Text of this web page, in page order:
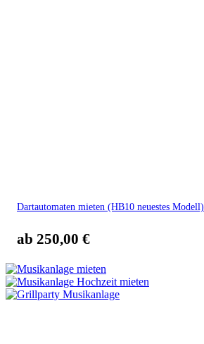
Dartautomaten mieten (HB10 neuestes Modell)
ab 250,00 €